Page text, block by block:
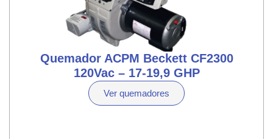
Quemador ACPM Beckett CF2300
120Vac – 17-19,9 GHP
Ver quemadores